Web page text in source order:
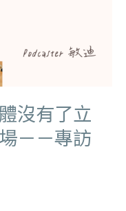
沒有了立
－－專訪